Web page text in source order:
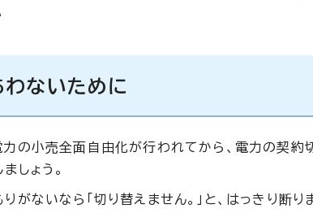
わないために
の小売全面自由化が行われてから、電力の契約
しょう。
がないなら「切り替えません。」と、はっきり断り